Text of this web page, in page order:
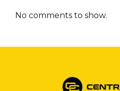
No comments to show.